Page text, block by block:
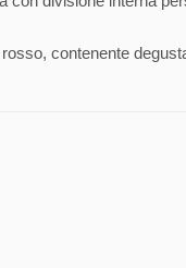
contenente